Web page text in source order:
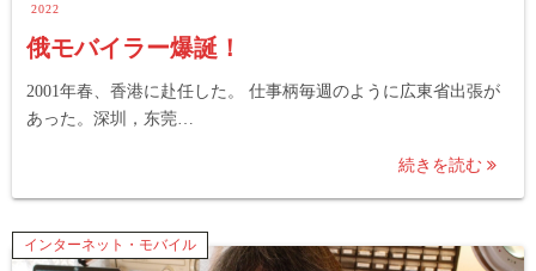
2022
俄モバイラー爆誕！
2001年春、香港に赴任した。 仕事柄毎週のように広東省出張が
あった。深圳，东莞…
続きを読む
インターネット・モバイル